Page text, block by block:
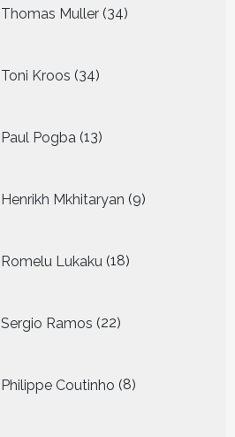
Thomas Muller 34
producten
Toni Kroos 34
producten
Paul Pogba 13
producten
Henrikh Mkhitaryan 9
producten
Romelu Lukaku 18
producten
Sergio Ramos 22
producten
Philippe Coutinho 8
producten